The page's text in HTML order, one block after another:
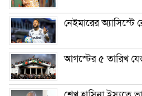
নেইমারের অ্যাসিস্টে
আগস্টের ৫ তারিখ